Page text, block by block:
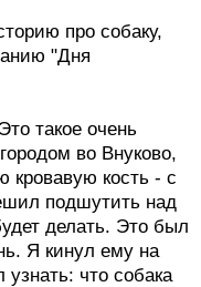
про собаку,
"Дня
такое очень
во Внуково,
кровавую кость - с
подшутить над
делать. Это был
Я кинул ему на
узнать: что собака